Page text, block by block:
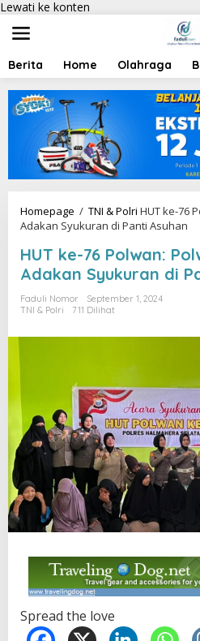
Lewati ke konten
Berita Home Olahraga
Homepage / TNI & Polri HUT ke-76
Adakan Syukuran di Panti Asuhan
HUT ke-76 Polwan:
Adakan Syukuran di
Faduli Nomor
September 1, 2024
TNI & Polri
711 Dilihat
Spread the love